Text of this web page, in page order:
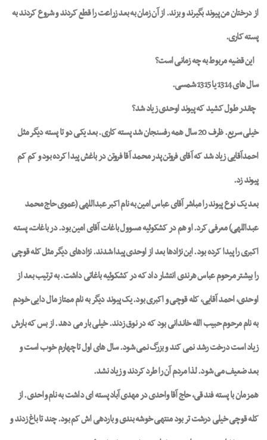
از درختان من پیوند بگیرند و بزند. از آن زمان به بعد زراعت را قطع کردند و شروع کردند به
پسته کاری.
این قضیه مربوط به چه زمانی است؟
سال های 1314 یا 1315 شمسی.
چقدر طول کشید که پیوند اوحدی زیاد شد؟
خیلی سریع. ظرف 20 سال همه رفسنجان شد پسته کاری. بعد یکی دو تا پسته دیگر مثل
احمدآقایی زیاد شد که آقای فروتن پدر محمد آقا فروتن در باغش پیدا کرده بود و کم کم
پیوند زد.
بعد یک نوع پیوند را مباشر آقای عباس امین به نام اکبر عبداللهی (عموی حاج محمد
عبداللهی) معرفی کرد. او هم در کشکوئیه مسوول باغات آقای امین بود. در باغات، پسته
اکبری را پیدا کرده بود. این نژادها بعد از اوحدی پیدا شدند. نژادهای دیگر مثل کله قوچی
را بیشتر مرحوم عباس هرندی انتشار داد که در کشکوئیه باغاتی داشت. به ترتیب بعد از
اوحدی، احمد آقایی، کله قوچی و اکبری بود. یک پیوند دیگر به نام ممتاز مال دایی خودم
به نام مرحوم حبیب الله خاندانی بود که در نوق زدند. خیلی بار می دهد. از بس که بارش
زیاد است درخت رشد نمی کند و بزرگ نمی شود. سال های اول تا چهارم خوب است و
بعد ضعیف می شود. لذا مردم آن را طرد کردند و زیاد نشد.
همزمان با پسته فندقی، حاج آقا واحدی در مهدی آباد پسته ای داشت به نام واحدی. از
کله قوچی خیلی درشت تر بود منتهی خوشه بندی و باردهی اش کم بود. چند تا باغ زدند و